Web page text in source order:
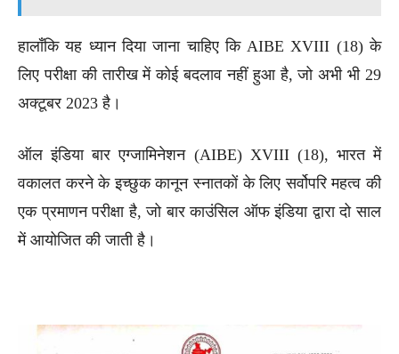
हालाँकि यह ध्यान दिया जाना चाहिए कि AIBE XVIII (18) के
लिए परीक्षा की तारीख में कोई बदलाव नहीं हुआ है, जो अभी भी 29
अक्टूबर 2023 है।
ऑल इंडिया बार एग्जामिनेशन (AIBE) XVIII (18), भारत में
वकालत करने के इच्छुक कानून स्नातकों के लिए सर्वोपरि महत्व की
एक प्रमाणन परीक्षा है, जो बार काउंसिल ऑफ इंडिया द्वारा दो साल
में आयोजित की जाती है।